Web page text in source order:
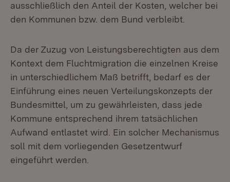
ausschließlich den Anteil der Kosten, welcher bei
den Kommunen bzw. dem Bund verbleibt.
Da der Zuzug von Leistungsberechtigten aus dem
Kontext dem Fluchtmigration die einzelnen Kreise
in unterschiedlichem Maß betrifft, bedarf es der
Einführung eines neuen Verteilungskonzepts der
Bundesmittel, um zu gewährleisten, dass jede
Kommune entsprechend ihrem tatsächlichen
Aufwand entlastet wird. Ein solcher Mechanismus
soll mit dem vorliegenden Gesetzentwurf
eingeführt werden.